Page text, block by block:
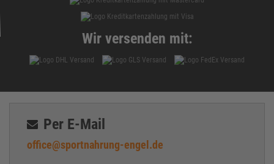
Wir versenden mit:
Per E-Mail
office@sportnahrung-engel.de